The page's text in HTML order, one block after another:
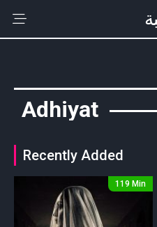
Adhiyat
Recently Added
119 Min